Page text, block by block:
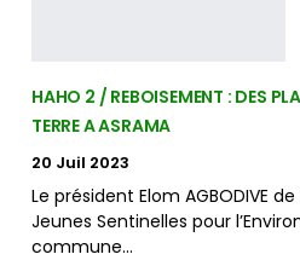
HAHO 2 / REBOISEMENT : DES
TERRE A ASRAMA
20 Juil 2023
Le président Elom AGBODIVE de
Jeunes Sentinelles pour
commune…